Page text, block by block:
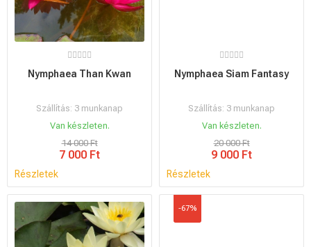
Nymphaea Than Kwan
Szállítás: 3 munkanap
Van készleten.
14 000 Ft
7 000 Ft
Részletek
Nymphaea Siam Fantasy
Szállítás: 3 munkanap
Van készleten.
20 000 Ft
9 000 Ft
Részletek
-67%